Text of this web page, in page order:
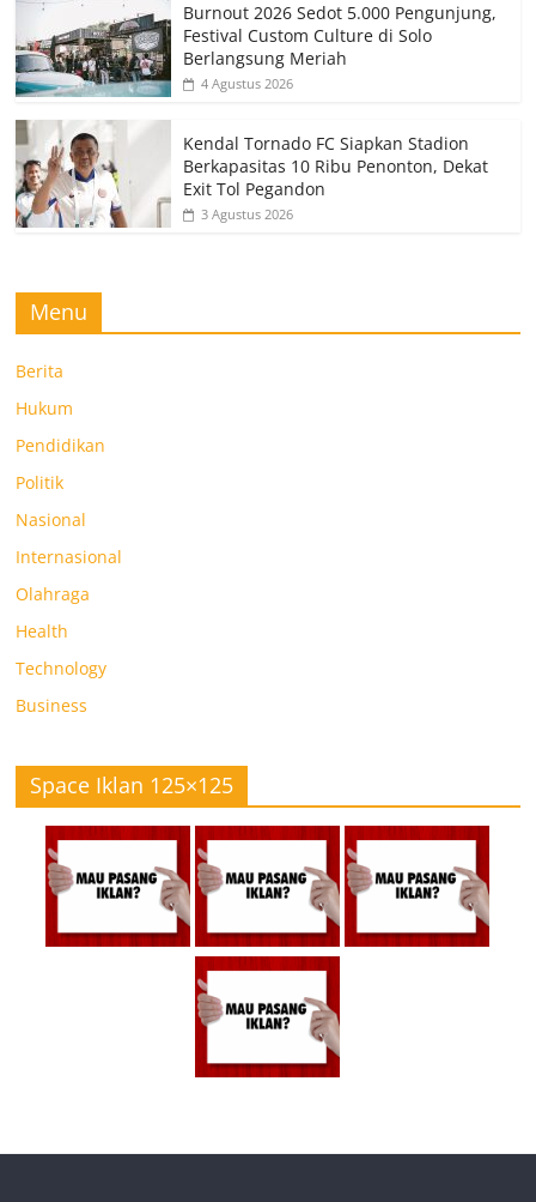
Burnout 2026 Sedot 5.000 Pengunjung,
Festival Custom Culture di Solo
Berlangsung Meriah
4 Agustus 2026
Kendal Tornado FC Siapkan Stadion
Berkapasitas 10 Ribu Penonton, Dekat
Exit Tol Pegandon
3 Agustus 2026
Menu
Berita
Hukum
Pendidikan
Politik
Nasional
Internasional
Olahraga
Health
Technology
Business
Space Iklan 125×125